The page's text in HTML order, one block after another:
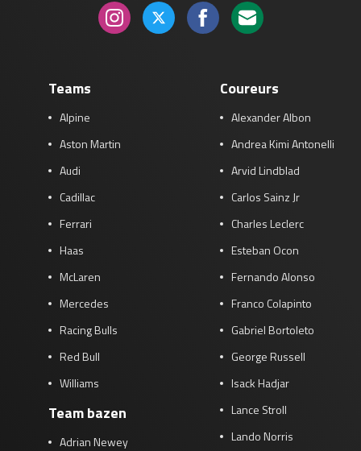
Teams
Alpine
Aston Martin
Audi
Cadillac
Ferrari
Haas
McLaren
Mercedes
Racing Bulls
Red Bull
Williams
Team bazen
Adrian Newey
Coureurs
Alexander Albon
Andrea Kimi Antonelli
Arvid Lindblad
Carlos Sainz Jr
Charles Leclerc
Esteban Ocon
Fernando Alonso
Franco Colapinto
Gabriel Bortoleto
George Russell
Isack Hadjar
Lance Stroll
Lando Norris